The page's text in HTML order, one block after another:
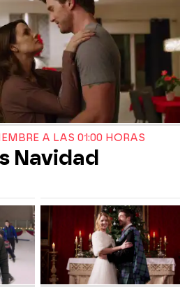
A LAS 01:00 HORAS
Navidad